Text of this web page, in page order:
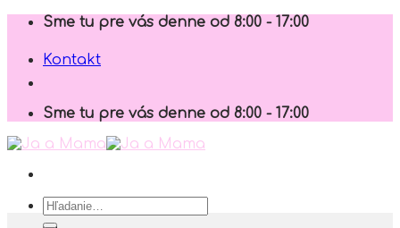
Skip
content
Sme tu pre vás denne od 8:00 - 17:00
Kontakt
Sme tu pre vás denne od 8:00 - 17:00
Hľadať: